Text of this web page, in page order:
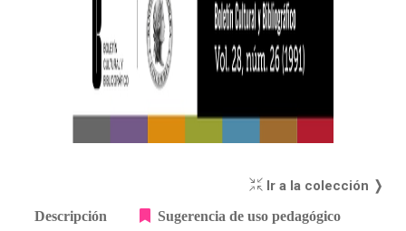
Ir a la colección ❭
Descripción Sugerencia de uso pedagógico